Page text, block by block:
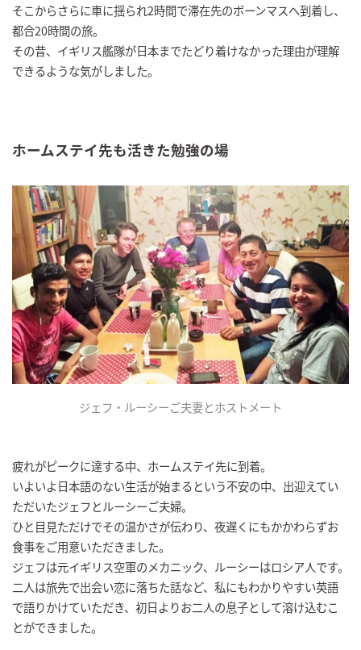
そこからさらに車に揺られ2時間で滞在先のボーンマスへ到着し、
都合20時間の旅。
その昔、イギリス艦隊が日本までたどり着けなかった理由が理解
できるような気がしました。
ホームステイ先も活きた勉強の場
ジェフ・ルーシーご夫妻とホストメート
疲れがピークに達する中、ホームステイ先に到着。
いよいよ日本語のない生活が始まるという不安の中、出迎えてい
ただいたジェフとルーシーご夫婦。
ひと目見ただけでその温かさが伝わり、夜遅くにもかかわらずお
食事をご用意いただきました。
ジェフは元イギリス空軍のメカニック、ルーシーはロシア人です。
二人は旅先で出会い恋に落ちた話など、私にもわかりやすい英語
で語りかけていただき、初日よりお二人の息子として溶け込むこ
とができました。